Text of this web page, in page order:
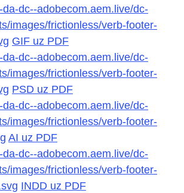
da-dc--adobecom.aem.live/dc-
images/frictionless/verb-footer-
GIF uz PDF
da-dc--adobecom.aem.live/dc-
images/frictionless/verb-footer-
PSD uz PDF
da-dc--adobecom.aem.live/dc-
images/frictionless/verb-footer-
AI uz PDF
da-dc--adobecom.aem.live/dc-
images/frictionless/verb-footer-
INDD uz PDF